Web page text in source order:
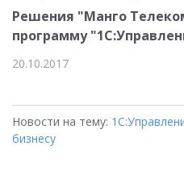
Решения "Манго
программу
20.10.2017
Новости на тему:
бизнесу